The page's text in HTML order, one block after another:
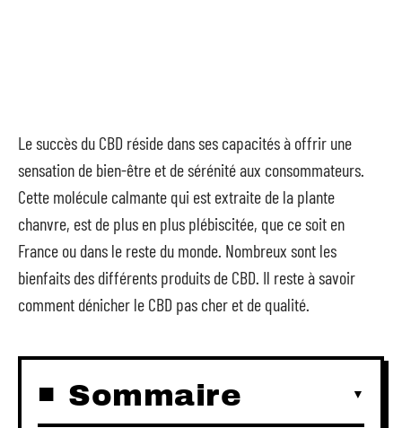
Le succès du CBD réside dans ses capacités à offrir une
sensation de bien-être et de sérénité aux consommateurs.
Cette molécule calmante qui est extraite de la plante
chanvre, est de plus en plus plébiscitée, que ce soit en
France ou dans le reste du monde. Nombreux sont les
bienfaits des différents produits de CBD. Il reste à savoir
comment dénicher le CBD pas cher et de qualité.
Sommaire